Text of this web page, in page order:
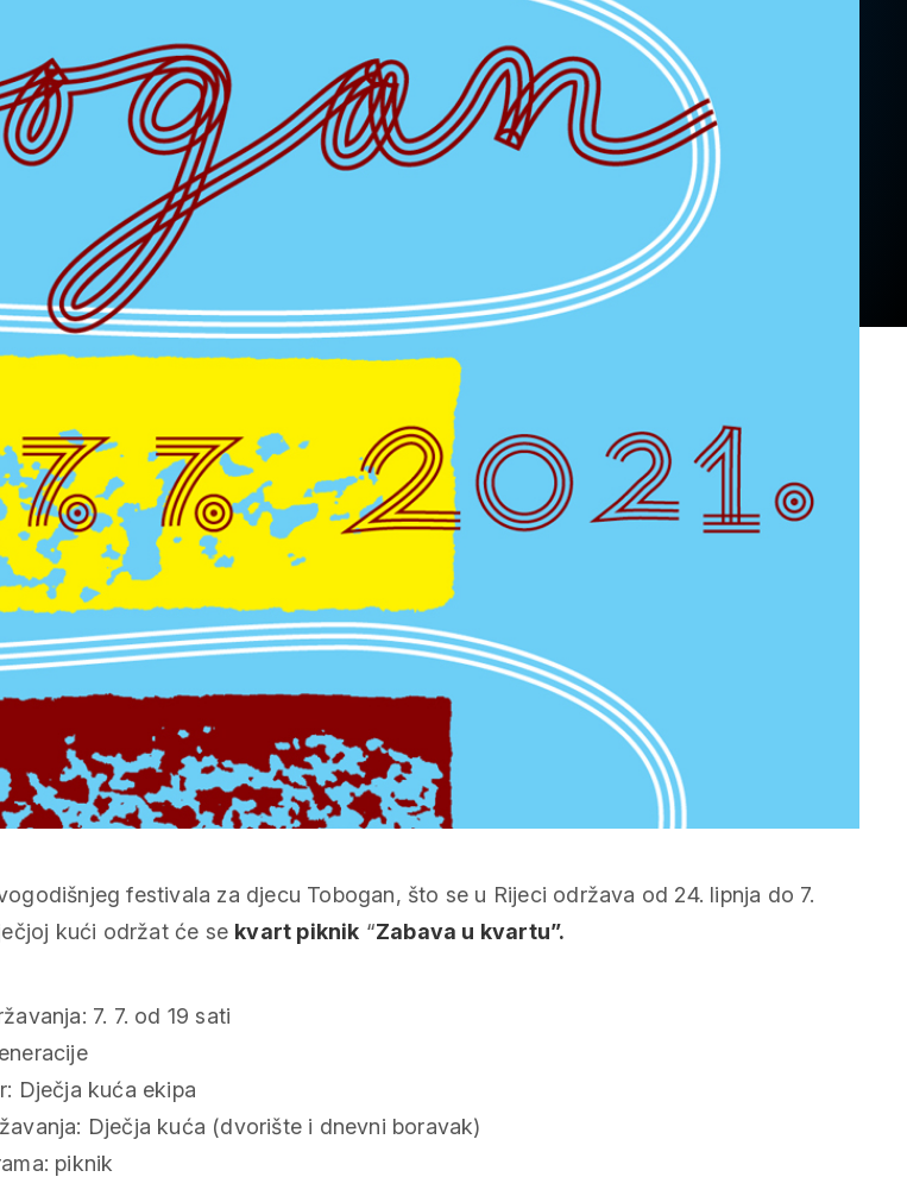
festivala za djecu Tobogan, što se u Rijeci održava od 24. lipnja do 7.
kući održat će se kvart piknik “Zabava u kvartu”.
7. 7. od 19 sati
Dječja kuća ekipa
Dječja kuća (dvorište i dnevni boravak)
piknik